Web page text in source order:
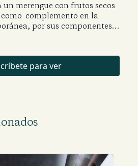
un merengue con frutos secos
complemento en la
por sus componentes
para ver